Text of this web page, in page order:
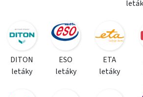
DITON
letáky
ESO
letáky
ETA
letáky